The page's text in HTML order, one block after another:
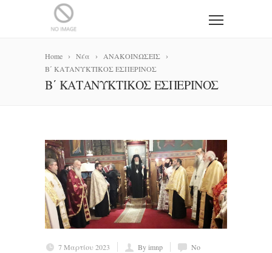
Home Νέα
ΑΝΑΚΟΙΝΩΣΕΙΣ
Β΄ ΚΑΤΑΝΥΚΤΙΚΟΣ ΕΣΠΕΡΙΝΟΣ
Β΄ ΚΑΤΑΝΥΚΤΙΚΟΣ ΕΣΠΕΡΙΝΟΣ
7 Μαρτίου 2023 By imnp
No